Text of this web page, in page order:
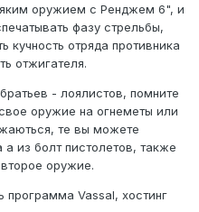
оружием с Ренджем 6", и
фазу стрельбы,
кучность отряда противника
отжигателя.
- лоялистов, помните
оружие на огнеметы или
те вы можете
из болт пистолетов, также
второе оружие.
программа Vassal, хостинг